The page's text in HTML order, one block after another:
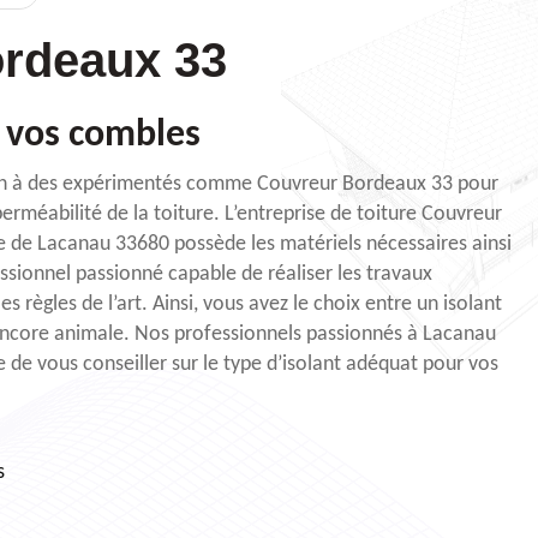
33
combles
des expérimentés comme Couvreur Bordeaux 33 pour
de la toiture. L’entreprise de toiture Couvreur
Lacanau 33680 possède les matériels nécessaires ainsi
passionné capable de réaliser les travaux
règles de l’art. Ainsi, vous avez le choix entre un isolant
animale. Nos professionnels passionnés à Lacanau
vous conseiller sur le type d’isolant adéquat pour vos